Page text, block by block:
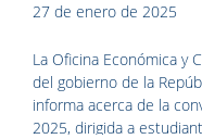
27 de enero de 2025
La Oficina Económica y
del gobierno de la
informa acerca de la
2025, dirigida a